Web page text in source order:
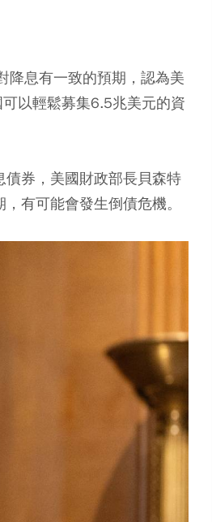
降息有一致的預期，認為美
以輕鬆募集6.5兆美元的資
券，美國財政部長貝森特
有可能會發生倒債危機。